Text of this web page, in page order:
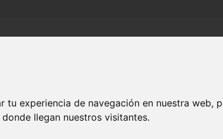
experiencia de navegación en nuestra web,
llegan nuestros visitantes.
ARTE Y CULTURA